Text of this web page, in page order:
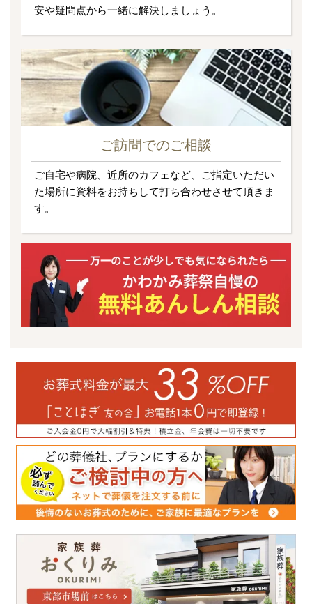
安や疑問点から一緒に解決しましょう。
ご訪問でのご相談
ご自宅や病院、近所のカフェなど、ご指定いただい
た場所に資料をお持ちして打ち合わせさせて頂きま
す。